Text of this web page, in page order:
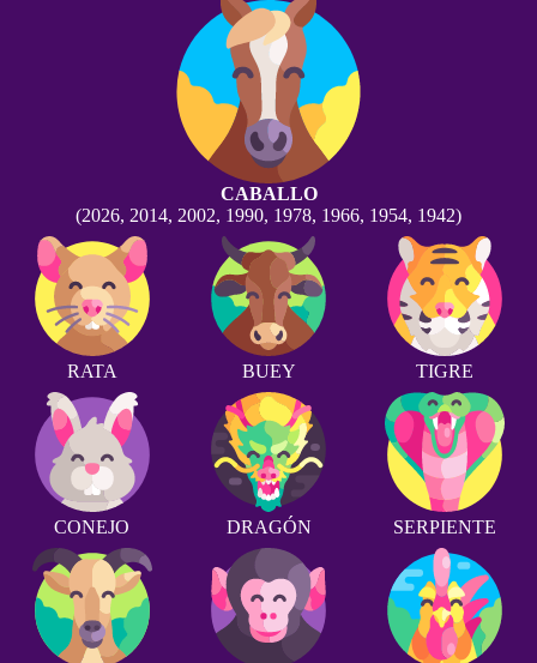
CABALLO
(2026, 2014, 2002, 1990, 1978, 1966, 1954, 1942)
RATA BUEY TIGRE
CONEJO DRAGÓN SERPIENTE